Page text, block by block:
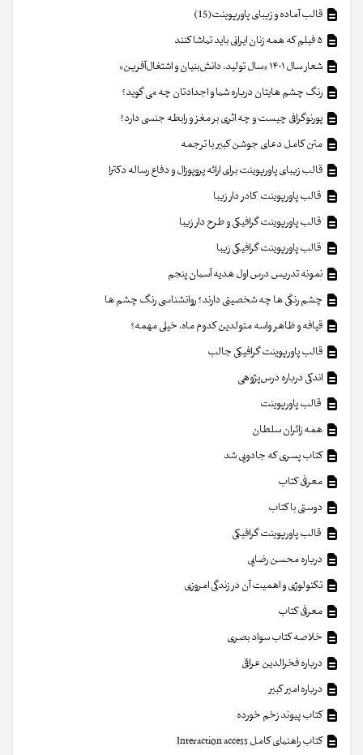
قالب آماده و زیبای پاورپوینت(15)
شعار سال ۱۴۰۱ «سال تولید، دانش‌بنیان و اشتغال‌آفرین»
رنگ چشم هایتان درباره شما و اجدادتان چه می گوید؟
پورنوگرافی چیست و چه اثری بر مغز و رابطه جنسی دارد؟
متن کامل دعای جوشن کبیر با ترجمه
قالب زیبای پاورپوینت برای ارائه پروپوزال و دفاع رساله دکترا
قالب پاورپوینت کادر دار زیبا
قالب پاورپوینت گرافیکی و طرح دار زیبا
قالب پاورپوینت گرافیکی زیبا
نمونه تدریس درس اول هدیه آسمان پنجم
چشم رنگی ها چه شخصیتی دارند؟ روانشناسی رنگ چشم ها
قیافه و ظاهر واسه متولدین کدوم ماه، خیلی مهمه؟
قالب پاورپوینت گرافیکی جالب
اندکی درباره درس‌پژوهی
قالب پاورپوینت
همه زائران سلطان
کتاب پسری که جادویی شد
معرفی کتاب
دوستی با کتاب
قالب پاورپوینت گرافیکی
درباره محسن رضایی
تکنولوژی و اهمیت آن در زندگی امروزی
معرفی کتاب
خلاصه کتاب سواد بصری
درباره فخرالدین عراقی
درباره امیر کبیر
کتاب پیوند زخم خورده
کتاب راهنمای کامل Interaction access